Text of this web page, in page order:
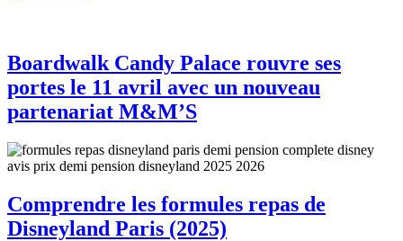
Boardwalk Candy Palace rouvre ses
portes le 11 avril avec un nouveau
partenariat M&M’S
Comprendre les formules repas de
Disneyland Paris (2025)